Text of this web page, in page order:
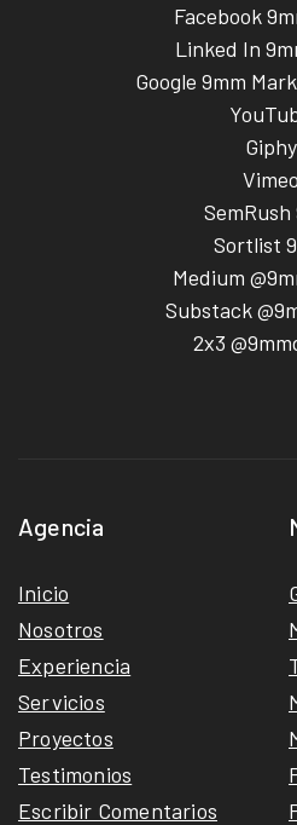
Facebook
Linked In
Google 9mm
Giphy
Vimeo
SemRush
Sortlist
Medium
Substack
2x3
Agencia
Inicio
Nosotros
Experiencia
Servicios
Proyectos
Testimonios
Escribir Comentarios